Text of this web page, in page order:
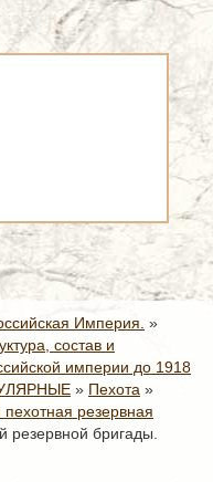
Империя. »
состав и
империи до 1918
» Пехота »
пехотная резервная
резервной бригады.